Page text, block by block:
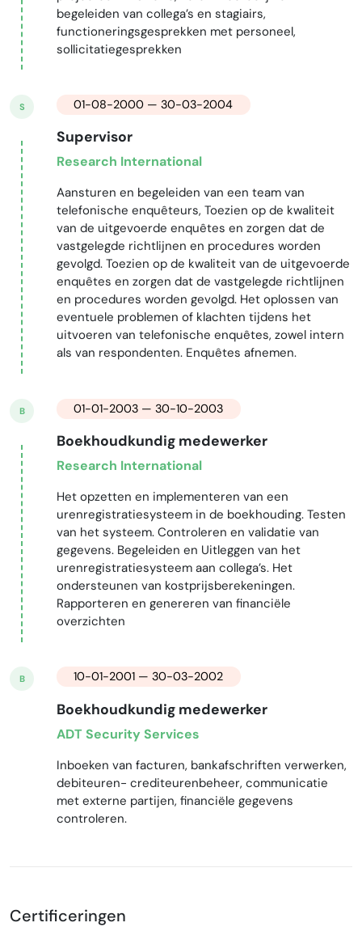
begeleiden van collega’s en stagiairs,
functioneringsgesprekken met personeel,
sollicitatiegesprekken
S 01-08-2000 — 30-03-2004
Supervisor
Research International
Aansturen en begeleiden van een team van
telefonische enquêteurs, Toezien op de kwaliteit
van de uitgevoerde enquêtes en zorgen dat de
vastgelegde richtlijnen en procedures worden
gevolgd. Toezien op de kwaliteit van de uitgevoerde
enquêtes en zorgen dat de vastgelegde richtlijnen
en procedures worden gevolgd. Het oplossen van
eventuele problemen of klachten tijdens het
uitvoeren van telefonische enquêtes, zowel intern
als van respondenten. Enquêtes afnemen.
B 01-01-2003 — 30-10-2003
Boekhoudkundig medewerker
Research International
Het opzetten en implementeren van een
urenregistratiesysteem in de boekhouding. Testen
van het systeem. Controleren en validatie van
gegevens. Begeleiden en Uitleggen van het
urenregistratiesysteem aan collega’s. Het
ondersteunen van kostprijsberekeningen.
Rapporteren en genereren van financiële
overzichten
B 10-01-2001 — 30-03-2002
Boekhoudkundig medewerker
ADT Security Services
Inboeken van facturen, bankafschriften verwerken,
debiteuren- crediteurenbeheer, communicatie
met externe partijen, financiële gegevens
controleren.
Certificeringen